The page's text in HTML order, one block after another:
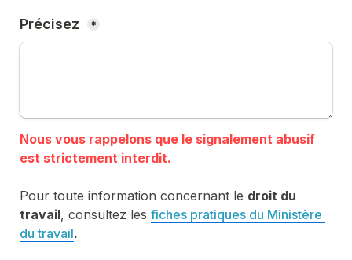
Précisez *
Nous vous rappelons que le signalement abusif
Pour toute information concernant le droit du
travail, consultez les fiches pratiques du Ministère
du travail